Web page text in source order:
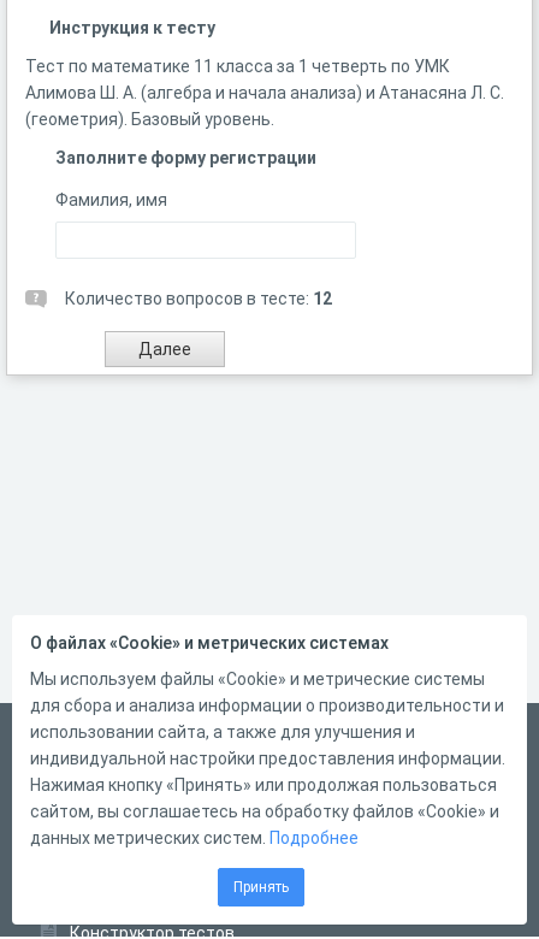
Инструкция к тесту
Тест по математике 11 класса за 1 четверть по УМК
Алимова Ш. А. (алгебра и начала анализа) и Атанасяна Л. С.
(геометрия). Базовый уровень.
Заполните форму регистрации
Фамилия, имя
Количество вопросов в тесте: 12
Русский
Справка
Форма обратной связи
Конструктор тестов
О файлах «Cookie» и метрических системах
Мы используем файлы «Cookie» и метрические системы
для сбора и анализа информации о производительности и
использовании сайта, а также для улучшения и
индивидуальной настройки предоставления информации.
Нажимая кнопку «Принять» или продолжая пользоваться
сайтом, вы соглашаетесь на обработку файлов «Cookie» и
данных метрических систем. Подробнее
Принять